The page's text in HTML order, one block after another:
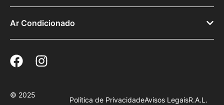
Ar Condicionado
© 2025
Política de PrivacidadeAvisos LegaisR.A.L.